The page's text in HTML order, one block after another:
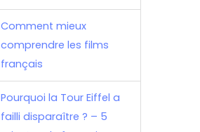
Comment mieux
comprendre les films
français
Pourquoi la Tour Eiffel a
failli disparaître ? – 5